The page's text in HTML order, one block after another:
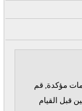
مؤكدة, قم
قبل القيام